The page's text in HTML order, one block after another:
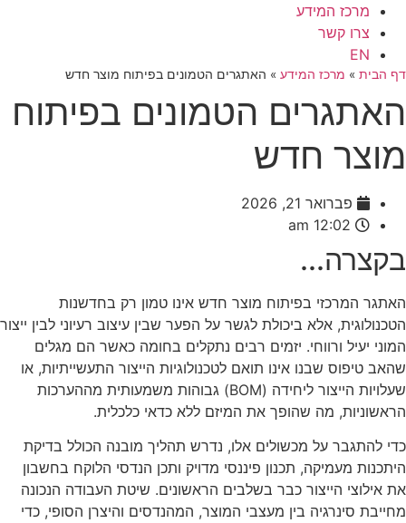
מרכז המידע
צרו קשר
EN
דף הבית » מרכז המידע » האתגרים הטמונים בפיתוח מוצר חדש
האתגרים הטמונים בפיתוח
מוצר חדש
פברואר 21, 2026
12:02 am
בקצרה...
האתגר המרכזי בפיתוח מוצר חדש אינו טמון רק בחדשנות
הטכנולוגית, אלא ביכולת לגשר על הפער שבין עיצוב רעיוני לבין ייצור
המוני יעיל ורווחי. יזמים רבים נתקלים בחומה כאשר הם מגלים
שהאב טיפוס שבנו אינו תואם לטכנולוגיות הייצור התעשייתיות, או
שעלויות הייצור ליחידה (BOM) גבוהות משמעותית מההערכות
הראשוניות, מה שהופך את המיזם ללא כדאי כלכלית.
כדי להתגבר על מכשולים אלו, נדרש תהליך מובנה הכולל בדיקת
היתכנות מעמיקה, תכנון פיננסי מדויק ותכן הנדסי הלוקח בחשבון
את אילוצי הייצור כבר בשלבים הראשונים. שיטת העבודה הנכונה
מחייבת סינרגיה בין מעצבי המוצר, המהנדסים והיצרן הסופי, כדי